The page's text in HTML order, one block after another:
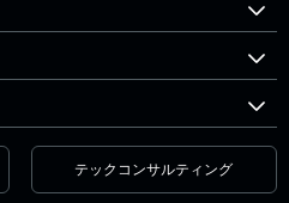
テックコンサルティング